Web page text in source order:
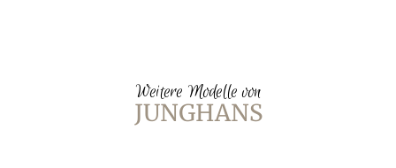
Weitere Modelle von
JUNGHANS